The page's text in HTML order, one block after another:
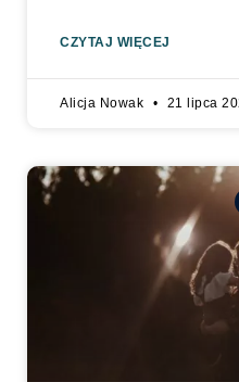
CZYTAJ WIĘCEJ
Alicja Nowak 21 lipca